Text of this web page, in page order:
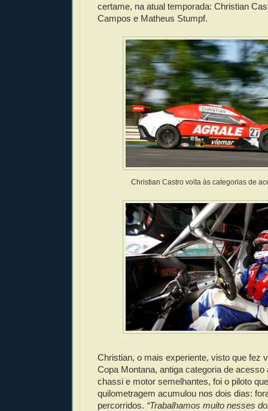
certame, na atual temporada: Christian
Campos e Matheus Stumpf.
Christian Castro volta às categorias de
Christian, o mais experiente, visto que fez
Copa Montana, antiga categoria de
chassi e motor semelhantes, foi o piloto
quilometragem acumulou nos dois dias:
percorridos. “Trabalhamos muito nesses